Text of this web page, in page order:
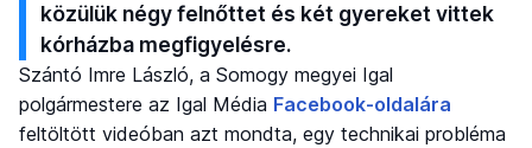
közülük négy felnőttet és két gyereket vittek
kórházba megfigyelésre.
Szántó Imre László, a Somogy megyei Igal
polgármestere az Igal Média Facebook-oldalára
feltöltött videóban azt mondta, egy technikai probléma